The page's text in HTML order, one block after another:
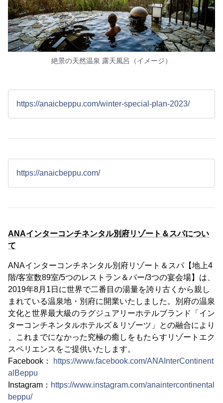
絶景の天然温泉 露天風呂（イメージ）
https://anaicbeppu.com/winter-special-plan-2023/
https://anaicbeppu.com/
ANAインターコンチネンタル別府リゾート＆スパについ
て
ANAインターコンチネンタル別府リゾート＆スパ【地上4
階/客室数89室/5つのレストラン＆バー/3つの宴会場】は、
2019年8月1日に世界で⼆番⽬の湯量を誇り古くから親し
まれている温泉地・別府に開業いたしました。別府の温泉
文化と世界最大級のラグジュアリーホテルブランド「イン
ターコンチネンタルホテルズ＆リゾーツ」との融合により
、これまでになかった究極の癒しをもたらすリゾートエク
スペリエンスをご提供いたします。
Facebook：
https://www.facebook.com/ANAInterContinent
alBeppu
Instagram： https://www.instagram.com/anaintercontinental
beppu/